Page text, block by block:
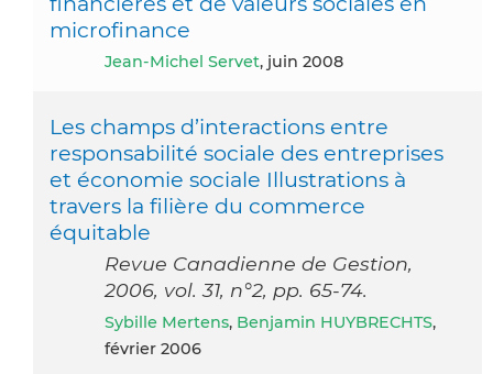
microfinance
Jean-Michel Servet, juin 2008
Les champs d’interactions entre
responsabilité sociale des entreprises
et économie sociale Illustrations à
travers la filière du commerce
équitable
Revue Canadienne de Gestion,
2006, vol. 31, n°2, pp. 65-74.
Sybille Mertens, Benjamin HUYBRECHTS,
février 2006